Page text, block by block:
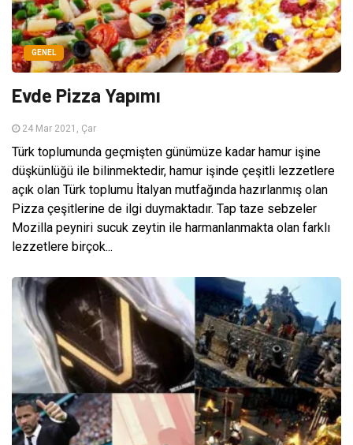
GENEL
Evde Pizza Yapımı
24 Mar 2021, Çar
Türk toplumunda geçmişten günümüze kadar hamur işine
düşkünlüğü ile bilinmektedir, hamur işinde çeşitli lezzetlere
açık olan Türk toplumu İtalyan mutfağında hazırlanmış olan
Pizza çeşitlerine de ilgi duymaktadır. Tap taze sebzeler
Mozilla peyniri sucuk zeytin ile harmanlanmakta olan farklı
lezzetlere birçok...